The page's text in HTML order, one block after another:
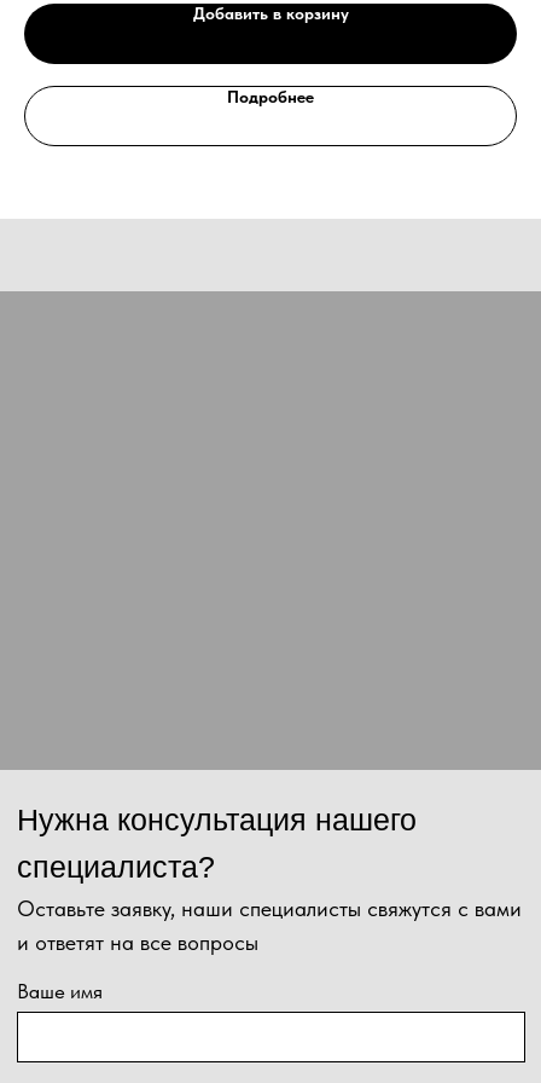
Добавить в корзину
Подробнее
Ваше имя
Оставьте заявку, наши специалисты свяжутся с вами
и ответят на все вопросы